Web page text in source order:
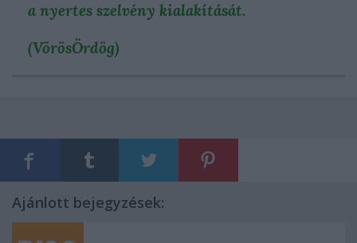
a nyertes szelvény kialakítását.
(VörösÖrdög)
Ajánlott bejegyzések: